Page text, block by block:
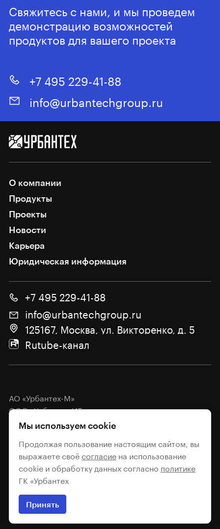
Свяжитесь с нами, и мы проведем
демонстрацию возможностей
продуктов для вашего проекта
+7 495 229-41-88
info@urbantechgroup.ru
О компании
Продукты
Проекты
Новости
Карьера
Юридическая информация
+7 495 229-41-88
info@urbantechgroup.ru
125167, Москва, ул. Викторенко, д. 5
Rutube-канал
АО «Урбантех-М»
ООО «Урбантех-ИТ»
Политика обработки
персональных данных
Согласие на обработку
персональных данных
Мы используем cookie
Продолжая пользование настоящим сайтом, вы
выражаете своё согласиена использование
cookie и обработку данных согласно политике
ГК «Урбантех
Принять